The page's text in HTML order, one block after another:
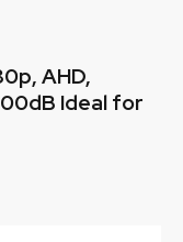
AHD,
Ideal for